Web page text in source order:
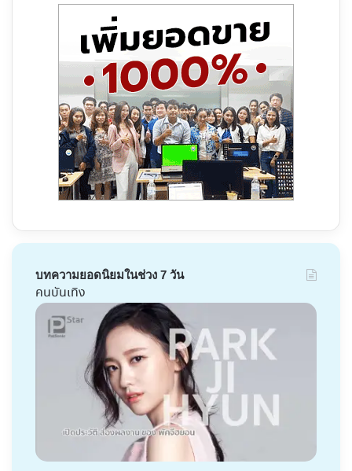
บทความยอดนิยมในช่วง 7 วัน
คนบันเทิง